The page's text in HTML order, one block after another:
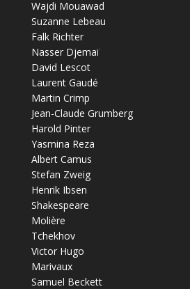
Wajdi Mouawad
Suzanne Lebeau
Falk Richter
Nasser Djemaï
David Lescot
Laurent Gaudé
Martin Crimp
Jean-Claude Grumberg
Harold Pinter
Yasmina Reza
Albert Camus
Stefan Zweig
Henrik Ibsen
Shakespeare
Molière
Tchekhov
Victor Hugo
Marivaux
Samuel Beckett